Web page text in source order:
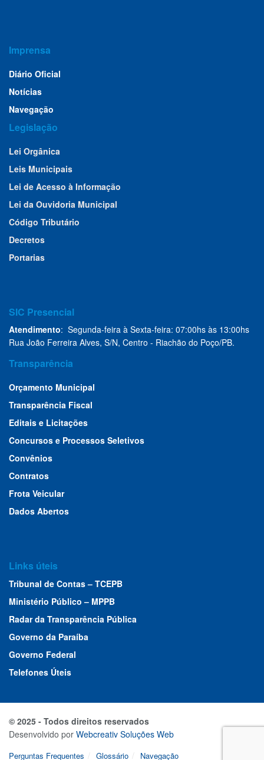
Imprensa
Diário Oficial
Notícias
Navegação
Legislação
Lei Orgânica
Leis Municipais
Lei de Acesso à Informação
Lei da Ouvidoria Municipal
Código Tributário
Decretos
Portarias
SIC Presencial
Atendimento: Segunda-feira à Sexta-feira: 07:00hs às 13:00hs
Rua João Ferreira Alves, S/N, Centro - Riachão do Poço/PB.
Transparência
Orçamento Municipal
Transparência Fiscal
Editais e Licitações
Concursos e Processos Seletivos
Convênios
Contratos
Frota Veicular
Dados Abertos
Links úteis
Tribunal de Contas – TCEPB
Ministério Público – MPPB
Radar da Transparência Pública
Governo da Paraíba
Governo Federal
Telefones Úteis
© 2025 - Todos direitos reservados
Desenvolvido por Webcreativ Soluções Web
Perguntas Frequentes Glossário Navegação